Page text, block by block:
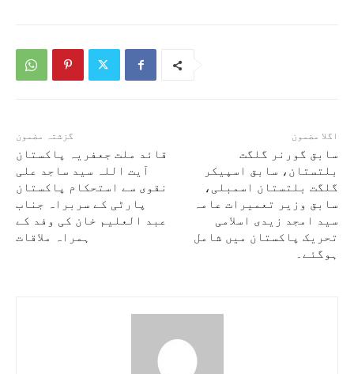
گزشتہ مضمون
قائد ملت جعفریہ پاکستان
آیت اللہ سید ساجد علی
نقوی سے استحکام پاکستان
پارٹی کے سربراہ جناب
عبد العلیم خان کی وفد کے
ہمراہ ملاقات
اگلا مضمون
سابق گورنر گلگت
بلتستان، سابق اسپیکر
گلگت بلتستان اسمبلی،
سابق وزیر تعمیرات عامہ
سید امجد زیدی اسلامی
تحریک پاکستان میں شامل
ہوگئے۔